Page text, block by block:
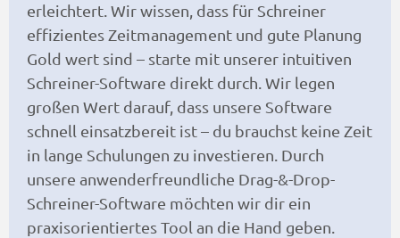
erleichtert. Wir wissen, dass für Schreiner
effizientes Zeitmanagement und gute Planung
Gold wert sind – starte mit unserer intuitiven
Schreiner-Software direkt durch. Wir legen
großen Wert darauf, dass unsere Software
schnell einsatzbereit ist – du brauchst keine Zeit
in lange Schulungen zu investieren. Durch
unsere anwenderfreundliche Drag-&-Drop-
Schreiner-Software möchten wir dir ein
praxisorientiertes Tool an die Hand geben.